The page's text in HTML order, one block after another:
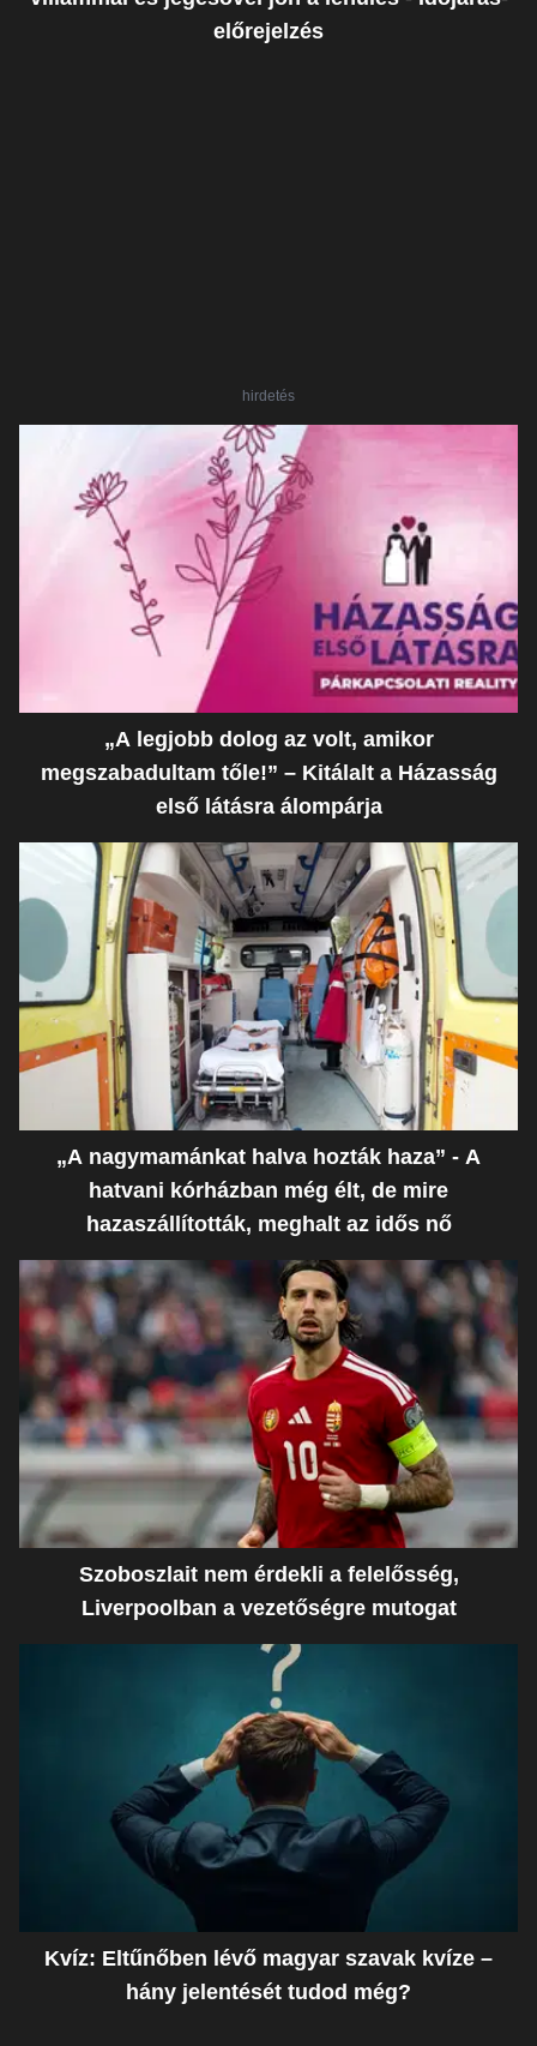
előrejelzés
hirdetés
„A legjobb dolog az volt, amikor
megszabadultam tőle!” – Kitálalt a Házasság
első látásra álompárja
„A nagymamánkat halva hozták haza” - A
hatvani kórházban még élt, de mire
hazaszállították, meghalt az idős nő
Szoboszlait nem érdekli a felelősség,
Liverpoolban a vezetőségre mutogat
Kvíz: Eltűnőben lévő magyar szavak kvíze –
hány jelentését tudod még?